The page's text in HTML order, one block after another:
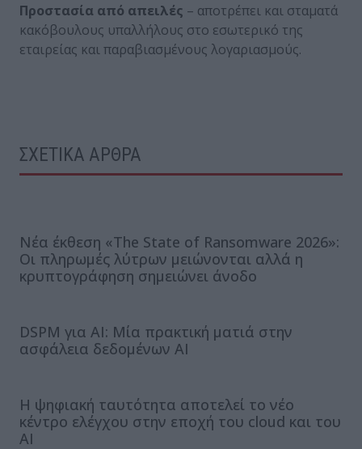
Προστασία από απειλές – αποτρέπει και σταματά
κακόβουλους υπαλλήλους στο εσωτερικό της
εταιρείας και παραβιασμένους λογαριασμούς.
ΣΧΕΤΙΚΑ ΑΡΘΡΑ
Νέα έκθεση «The State of Ransomware 2026»:
Οι πληρωμές λύτρων μειώνονται αλλά η
κρυπτογράφηση σημειώνει άνοδο
DSPM για AI: Μία πρακτική ματιά στην
ασφάλεια δεδομένων AI
Η ψηφιακή ταυτότητα αποτελεί το νέο
κέντρο ελέγχου στην εποχή του cloud και του
AI